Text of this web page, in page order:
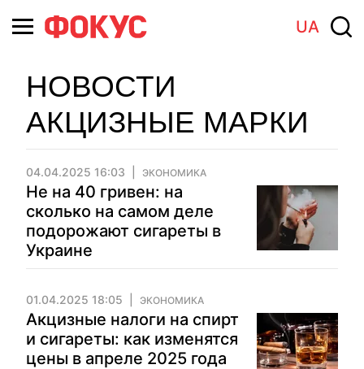
UA
НОВОСТИ
АКЦИЗНЫЕ МАРКИ
04.04.2025 16:03 ЭКОНОМИКА
Не на 40 гривен: на
сколько на самом деле
подорожают сигареты в
Украине
01.04.2025 18:05 ЭКОНОМИКА
Акцизные налоги на спирт
и сигареты: как изменятся
цены в апреле 2025 года